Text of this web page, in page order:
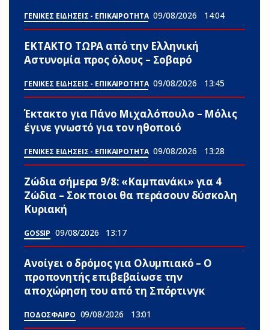
ΓΕΝΙΚΕΣ ΕΙΔΗΣΕΙΣ - ΕΠΙΚΑΙΡΟΤΗΤΑ 09/08/2026 14:04
ΕΚΤΑΚΤΟ ΤΩPA από την Ελληνική
Αστυνομία προς όλους – Σοβαpό
ΓΕΝΙΚΕΣ ΕΙΔΗΣΕΙΣ - ΕΠΙΚΑΙΡΟΤΗΤΑ 09/08/2026 13:45
Έκτακτο για Πάνο Μιχαλόπουλο – Μόλις
έγινε γνωστό για τον ηθοποιό
ΓΕΝΙΚΕΣ ΕΙΔΗΣΕΙΣ - ΕΠΙΚΑΙΡΟΤΗΤΑ 09/08/2026 13:28
Ζώδια σήμερα 9/8: «Καμπανάκι» για 4
Zώδια – Σoκ ποιοι θα περάσουν δύσκολη
Κυριακή
GOSSIP 09/08/2026 13:17
Ανοίγει ο δρόμος για Ολυμπιακό – Ο
προπονητής επιβεβαίωσε την
αποχώρηση του από τη Σπόρτινγκ
ΠΟΔΟΣΦΑΙΡΟ 09/08/2026 13:01